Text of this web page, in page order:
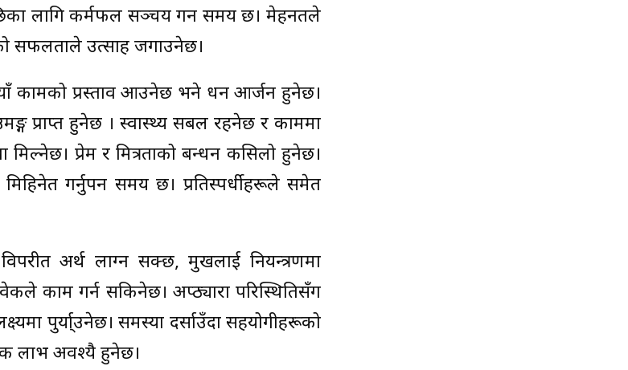
लागि कर्मफल सञ्चय गर्ने समय छ। मेहनतले
सफलताले उत्साह जगाउनेछ।
कामको प्रस्ताव आउनेछ भने धन आर्जन हुनेछ।
प्राप्त हुनेछ । स्वास्थ्य सबल रहनेछ र काममा
प्रेम र मित्रताको बन्धन कसिलो हुनेछ।
गर्नुपर्ने समय छ। प्रतिस्पर्धीहरूले समेत
अर्थ लाग्न सक्छ, मुखलाई नियन्त्रणमा
काम गर्न सकिनेछ। अप्ठ्यारा परिस्थितिसँग
पुर्या्उनेछ। समस्या दर्साउँदा सहयोगीहरूको
लाभ अवश्यै हुनेछ।